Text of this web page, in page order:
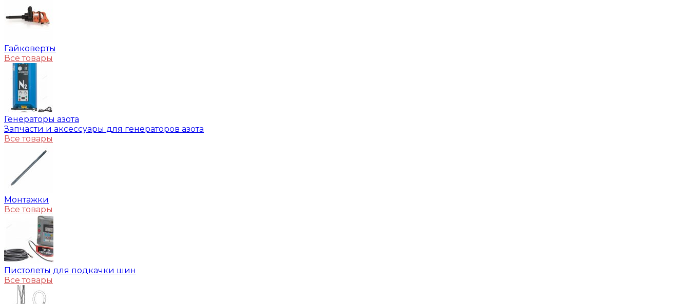
Гайковерты
Все товары
Генераторы азота
Запчасти и аксессуары для генераторов азота
Все товары
Монтажки
Все товары
Пистолеты для подкачки шин
Все товары